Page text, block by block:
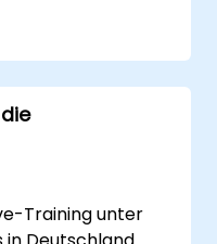
zu
Aktienkurse,
in
Training unter